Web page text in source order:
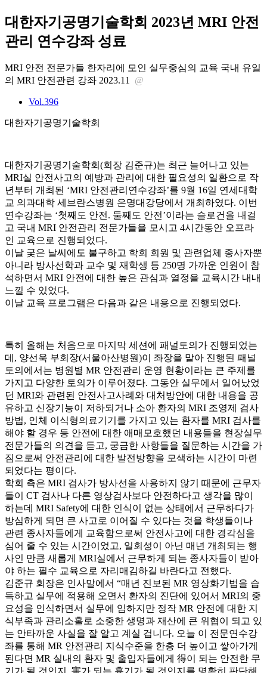
대한자기공명기술학회 2023년 MRI 안전
관리 연수강좌 성료
MRI 안전 전문가들 한자리에 모인 실무중심의 교육 국내 유일
의 MRI 안전관련 강좌 2023.11 @
Vol.396
대한자기공명기술학회
대한자기공명기술학회(회장 김준규)는 최근 늘어나고 있는
MRI실 안전사고의 예방과 관리에 대한 필요성의 일환으로 작
년부터 개최된 ‘MRI 안전관리연수강좌’를 9월 16일 연세대학
교 의과대학 세브란스병원 은명대강당에서 개최하였다. 이번
연수강좌는 ‘첫째도 안전. 둘째도 안전’이라는 슬로건을 내걸
고 국내 MRI 안전관리 전문가들을 모시고 4시간동안 오프라
인 교육으로 진행되었다.
이날 궂은 날씨에도 불구하고 학회 회원 및 관련업체 종사자뿐
아니라 방사선학과 교수 및 재학생 등 250명 가까운 인원이 참
석하면서 MRI 안전에 대한 높은 관심과 열정을 교육시간 내내
느낄 수 있었다.
이날 교육 프로그램은 다음과 같은 내용으로 진행되었다.
특히 올해는 처음으로 마지막 세션에 패널토의가 진행되었는
데, 양선욱 부회장(서울아산병원)이 좌장을 맡아 진행된 패널
토의에서는 병원별 MR 안전관리 운영 현황이라는 큰 주제를
가지고 다양한 토의가 이루어졌다. 그동안 실무에서 일어났었
던 MRI와 관련된 안전사고사례와 대처방안에 대한 내용을 공
유하고 신장기능이 저하되거나 소아 환자의 MRI 조영제 검사
방법, 인체 이식형의료기기를 가지고 있는 환자를 MRI 검사를
해야 할 경우 등 안전에 대한 애매모호했던 내용들을 현장실무
전문가들의 의견을 듣고, 궁금한 사항들을 질문하는 시간을 가
짐으로써 안전관리에 대한 발전방향을 모색하는 시간이 마련
되었다는 평이다.
학회 측은 MRI 검사가 방사선을 사용하지 않기 때문에 근무자
들이 CT 검사나 다른 영상검사보다 안전하다고 생각을 많이
하는데 MRI Safety에 대한 인식이 없는 상태에서 근무하다가
방심하게 되면 큰 사고로 이어질 수 있다는 것을 학생들이나
관련 종사자들에게 교육함으로써 안전사고에 대한 경각심을
심어 줄 수 있는 시간이었고, 일회성이 아닌 매년 개최되는 행
사인 만큼 새롭게 MRI실에서 근무하게 되는 종사자들이 받아
야 하는 필수 교육으로 자리매김하길 바란다고 전했다.
김준규 회장은 인사말에서 “매년 진보된 MR 영상화기법을 습
득하고 실무에 적용해 오면서 환자의 진단에 있어서 MRI의 중
요성을 인식하면서 실무에 임하지만 정작 MR 안전에 대한 지
식부족과 관리소홀로 소중한 생명과 재산에 큰 위협이 되고 있
는 안타까운 사실을 잘 알고 계실 겁니다. 오늘 이 전문연수강
좌를 통해 MR 안전관리 지식수준을 한층 더 높이고 쌓아가게
된다면 MR 실내의 환자 및 출입자들에게 得이 되는 안전한 무